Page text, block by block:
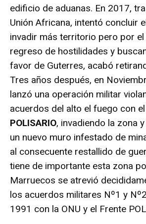
edificio de aduanas. En 2017,
Unión Africana, intentó concluir
invadir más territorio pero por
regreso de hostilidades y
favor de Guterres, acabó
Tres años después, en
lanzó una operación militar
acuerdos del alto el fuego con el
POLISARIO, invadiendo la zona
un nuevo muro infestado de
al consecuente restallido de
tiene de importante esta zona
Marruecos se atrevió
los acuerdos militares Nº1 y
1991 con la ONU y el Frente